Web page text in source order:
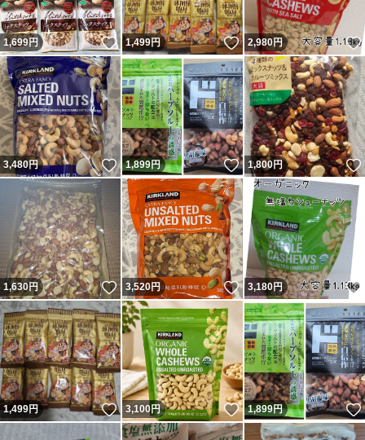
1,699円 いいね！
1,499円 いいね！
2,980円
3,480円 いいね！
1,899円 いいね！
1,800円
1,630円 いいね！
3,520円 いいね！
3,180円
1,499円 いいね！
3,100円 いいね！
1,899円